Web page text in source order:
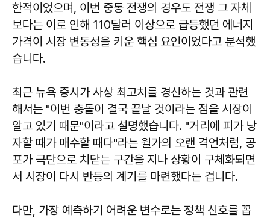
한적이었으며, 이번 중동 전쟁의 경우도 전쟁 그 자체
보다는 이로 인해 110달러 이상으로 급등했던 에너지
가격이 시장 변동성을 키운 핵심 요인이었다고 분석했
습니다.
최근 뉴욕 증시가 사상 최고치를 경신하는 것과 관련
해서는 "이번 충돌이 결국 끝날 것이라는 점을 시장이
알고 있기 때문"이라고 설명했습니다. "거리에 피가 낭
자할 때가 매수할 때다"라는 월가의 오랜 격언처럼, 공
포가 극단으로 치닫는 구간을 지나 상황이 구체화되면
서 시장이 다시 반등의 계기를 마련했다는 겁니다.
다만, 가장 예측하기 어려운 변수로는 정책 신호를 꼽